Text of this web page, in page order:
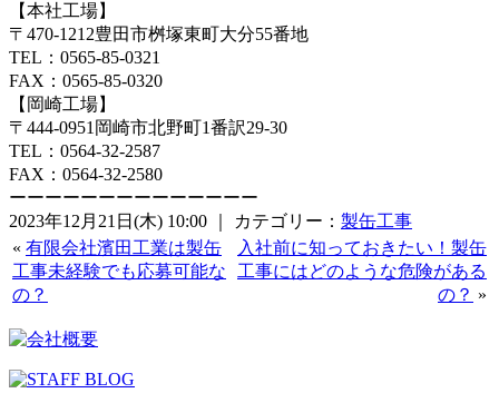
【本社工場】
〒470-1212豊田市桝塚東町大分55番地
TEL：0565-85-0321
FAX：0565-85-0320
【岡崎工場】
〒444-0951岡崎市北野町1番訳29-30
TEL：0564-32-2587
FAX：0564-32-2580
ーーーーーーーーーーーーーー
2023年12月21日(木) 10:00 ｜ カテゴリー： 製缶工事
« 有限会社濱田工業は製缶
工事未経験でも応募可能な
の？
入社前に知っておきたい！製缶
工事にはどのような危険がある
の？ »